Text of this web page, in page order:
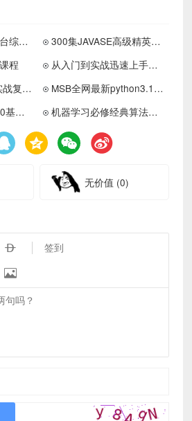
Vue3新标准打造后台综合解决课
300集JAVASE高级精英实战盛宴
程
从入门到实战迅速上手前端Git
最新React技术栈实战复杂代码
MSB全网最新python3.10全实战课程
乐魔leo游戏UI动效0基础系统课
机器学习必修经典算法与Python实战
无价值 (0)
 签到
